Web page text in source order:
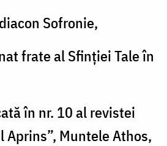
Sofronie,
frate al Sfinţiei Tale în
în nr. 10 al revistei
Aprins”, Muntele Athos,